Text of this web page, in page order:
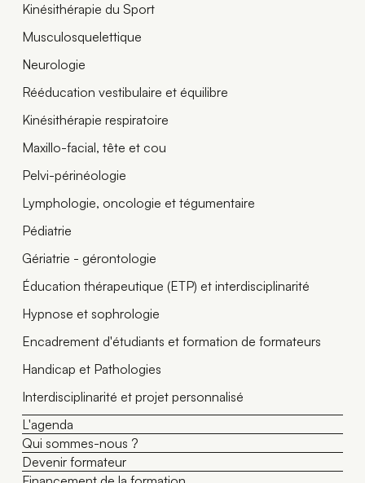
Kinésithérapie du Sport
Musculosquelettique
Neurologie
Rééducation vestibulaire et équilibre
Kinésithérapie respiratoire
Maxillo-facial, tête et cou
Pelvi-périnéologie
Lymphologie, oncologie et tégumentaire
Pédiatrie
Gériatrie - gérontologie
Éducation thérapeutique (ETP) et interdisciplinarité
Hypnose et sophrologie
Encadrement d'étudiants et formation de formateurs
Handicap et Pathologies
Interdisciplinarité et projet personnalisé
L'agenda
Qui sommes-nous ?
Devenir formateur